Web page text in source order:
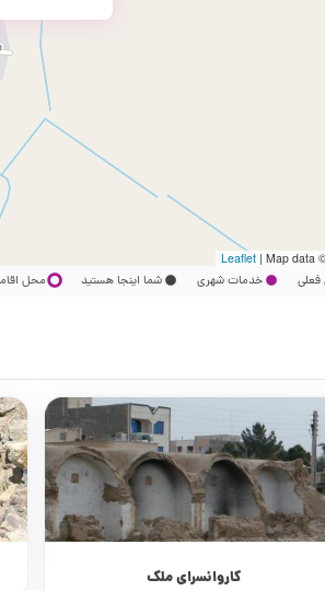
| Map data
فعلی خدمات شهری شما اینجا هستید محل
کاروانسرای ملک